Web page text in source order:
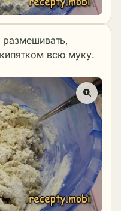
всю муку.